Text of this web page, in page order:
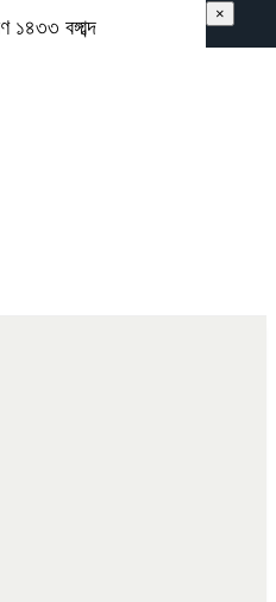
বঙ্গাব্দ
×